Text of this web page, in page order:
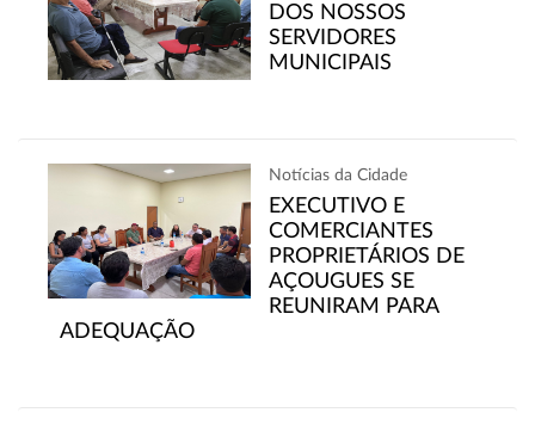
DOS NOSSOS
SERVIDORES
MUNICIPAIS
Notícias da Cidade
EXECUTIVO E
COMERCIANTES
PROPRIETÁRIOS DE
AÇOUGUES SE
REUNIRAM PARA
ADEQUAÇÃO